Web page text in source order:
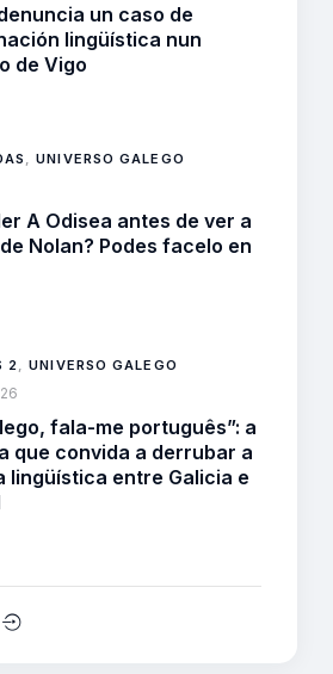
un caso de
lingüística nun
de Vigo
,UNIVERSO GALEGO
A Odisea antes de ver a
Nolan? Podes facelo en
2 ,UNIVERSO GALEGO
fala-me português”: a
que convida a derrubar a
lingüística entre Galicia e